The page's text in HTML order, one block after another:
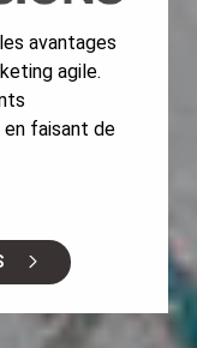
avantages
agile.
faisant de